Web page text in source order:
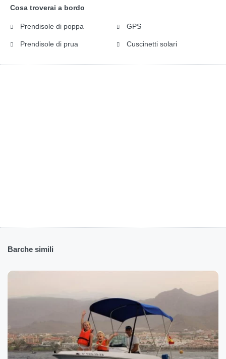
Cosa troverai a bordo
Prendisole di poppa
Prendisole di prua
GPS
Cuscinetti solari
Barche simili